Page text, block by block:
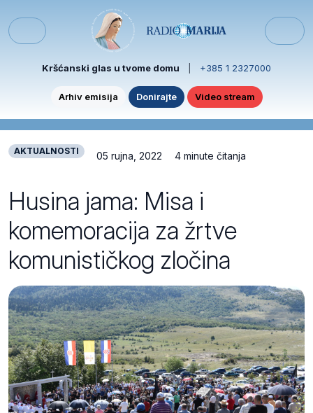
Menu
Kršćanski glas u tvome domu +385 1 2327000
Arhiv emisija Donirajte Video stream
AKTUALNOSTI 05 rujna, 2022 4 minute čitanja
Husina jama: Misa i
komemoracija za žrtve
komunističkog zločina